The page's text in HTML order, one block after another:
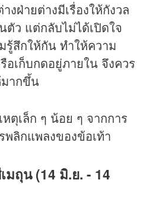
ฝ่ายต่างมีเรื่องให้กังวล
ตัว แต่กลับไม่ได้เปิดใจ
สึกให้กัน ทำให้ความ
เก็บกดอยู่ภายใน จึงควร
ากขึ้น
หตุเล็ก ๆ น้อย ๆ จากการ
ลิกแพลงของข้อเท้า
มถุน (14 มิ.ย. - 14